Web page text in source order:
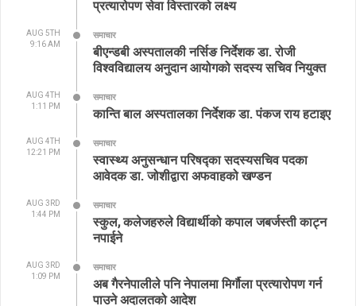
प्रत्यारोपण सेवा विस्तारको लक्ष्य
AUG 5TH
9:16 AM
समाचार
बीएन्डबी अस्पतालकी नर्सिङ निर्देशक डा. रोजी
विश्वविद्यालय अनुदान आयोगको सदस्य सचिव नियुक्त
AUG 4TH
1:11 PM
समाचार
कान्ति बाल अस्पतालका निर्देशक डा. पंकज राय हटाइए
AUG 4TH
12:21 PM
समाचार
स्वास्थ्य अनुसन्धान परिषद्का सदस्यसचिव पदका
आवेदक डा. जोशीद्वारा अफवाहको खण्डन
AUG 3RD
1:44 PM
समाचार
स्कुल, कलेजहरुले विद्यार्थीको कपाल जबर्जस्ती काट्न
नपाईने
AUG 3RD
1:09 PM
समाचार
अब गैरनेपालीले पनि नेपालमा मिर्गौला प्रत्यारोपण गर्न
पाउने अदालतको आदेश